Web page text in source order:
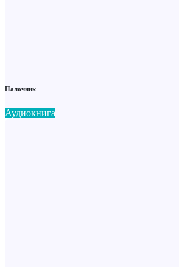
Палочник
Аудиокнига